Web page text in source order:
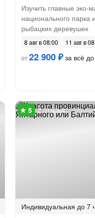
Изучить главные эко-
национального парка
рыбацких деревушек
8 авг в 08:00
11 авг в
от22 900 ₽за всё
2 отзыва
Индивидуальная до 7